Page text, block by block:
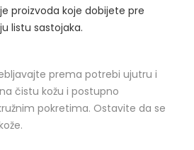
proizvoda koje dobijete pre
listu sastojaka.
prema potrebi ujutru i
čistu kožu i postupno
pokretima. Ostavite da se